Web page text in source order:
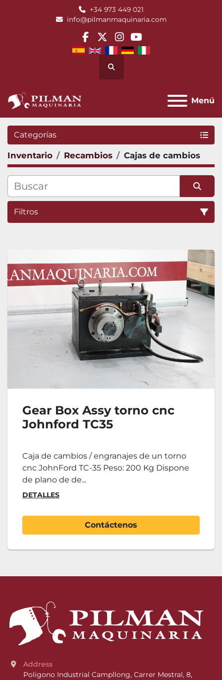
+34 973 449 021
info@pilmanmaquinaria.com
facebook
twitterinstagram
youtube
Buscar
Menú
Categorías
Inventario Recambios Cajas de cambios
Filtros
Gear Box Assy torno cnc
Johnford TC35
Caja de cambios / engranajes de un torno
cnc JohnFord TC-35 Peso: 200 Kg Dispone
de plano de de...
DETALLES
Contáctenos
Address
Poligono Industrial Campllong, Carrer Mestral, 8,